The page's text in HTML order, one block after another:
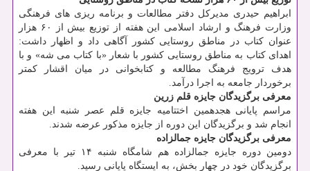
ابراهیم حیدری مدیرکل دفتر مطالعات و برنامه ریزی های فرهنگی
وزارت فرهنگ و ارشاد اسلامی این هفته از توزیع بیش از ۶۰ هزار
عنوان کتاب در مناطق روستایی کشور آگاهی داد و اظهار داشت:
اهدای کتاب به مناطق روستایی کشور با شعار «با کتاب می شه» و با
هدف ترویج فرهنگ مطالعه و کتابخوانی در میان اقشار کمتر
برخوردار جامعه به اجرا درآمد.
معرفی برگزیدگان جایزه قلم زرین
مراسم پایانی هجدهمین اختتامیه جایزه قلم عصر شنبه این هفته
انجام شد و برگزیدگان این دوره از جایزه مذکور عرضه شدند.
معرفی برگزیدگان جایزه جمالزاده
دومین دوره جایزه جمالزاده هم شامگاه شنبه ۱۴ تیر با معرفی
برگزیدگان خود در چهار بخش، به ایستگاه پایانی رسید.